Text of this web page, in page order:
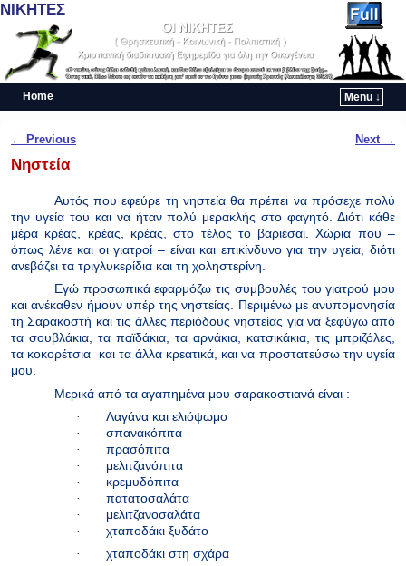
ΝΙΚΗΤΕΣ
Home
Menu ↓
Post navigation
← Previous Next →
Νηστεία
Αυτός που εφεύρε τη νηστεία θα πρέπει να πρόσεχε πολύ
την υγεία του και να ήταν πολύ μερακλής στο φαγητό. Διότι κάθε
μέρα κρέας, κρέας, κρέας, στο τέλος το βαριέσαι. Χώρια που –
όπως λένε και οι γιατροί – είναι και επικίνδυνο για την υγεία, διότι
ανεβάζει τα τριγλυκερίδια και τη χοληστερίνη.
Εγώ προσωπικά εφαρμόζω τις συμβουλές του γιατρού μου
και ανέκαθεν ήμουν υπέρ της νηστείας. Περιμένω με ανυπομονησία
τη Σαρακοστή και τις άλλες περιόδους νηστείας για να ξεφύγω από
τα σουβλάκια, τα παϊδάκια, τα αρνάκια, κατσικάκια, τις μπριζόλες,
τα κοκορέτσια
και τα άλλα κρεατικά, και να προστατεύσω την υγεία
μου.
Μερικά από τα αγαπημένα μου σαρακοστιανά είναι :
·
Λαγάνα και ελιόψωμο
·
σπανακόπιτα
·
πρασόπιτα
·
μελιτζανόπιτα
·
κρεμυδόπιτα
·
πατατοσαλάτα
·
μελιτζανοσαλάτα
·
χταποδάκι ξυδάτο
·
χταποδάκι στη σχάρα